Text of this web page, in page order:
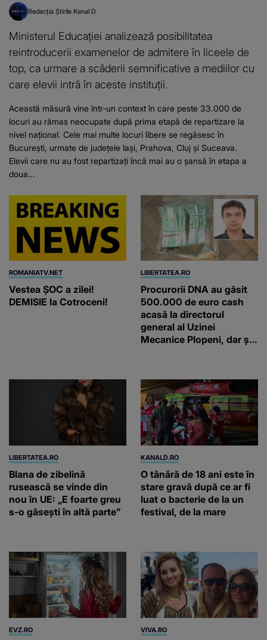
Redacția Știrile Kanal D
Ministerul Educației analizează posibilitatea
reintroducerii examenelor de admitere în liceele de
top, ca urmare a scăderii semnificative a mediilor cu
care elevii intră în aceste instituții.
Această măsură vine într-un context în care peste 33.000 de
locuri au rămas neocupate după prima etapă de repartizare la
nivel național. Cele mai multe locuri libere se regăsesc în
București, urmate de județele Iași, Prahova, Cluj și Suceava.
Elevii care nu au fost repartizați încă mai au o șansă în etapa a
doua...
ROMANIATV.NET
Vestea ȘOC a zilei!
DEMISIE la Cotroceni!
LIBERTATEA.RO
Procurorii DNA au găsit
500.000 de euro cash
acasă la directorul
general al Uzinei
Mecanice Plopeni, dar și
LIBERTATEA.RO
Blana de zibelină
rusească se vinde din
nou în UE: „E foarte greu
s-o găsești în altă parte”
KANALD.RO
O tânără de 18 ani este în
stare gravă după ce ar fi
luat o bacterie de la un
festival, de la mare
EVZ.RO VIVA.RO